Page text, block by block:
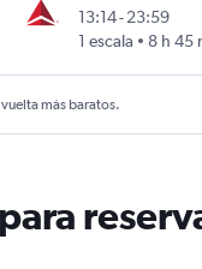
13:14-23:59
1 escala
8 h 45
más baratos.